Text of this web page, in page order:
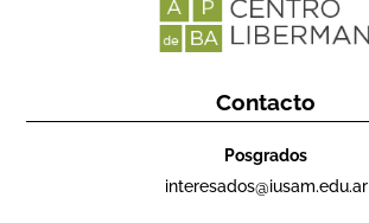
Contacto
Posgrados
interesados@iusam.edu.ar